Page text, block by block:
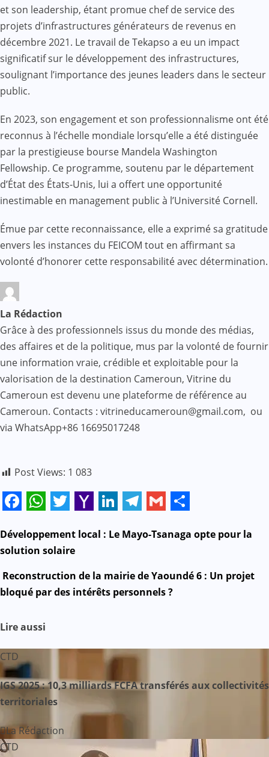
et son leadership, étant promue chef de service des
projets d’infrastructures générateurs de revenus en
décembre 2021. Le travail de Tekapso a eu un impact
significatif sur le développement des infrastructures,
soulignant l’importance des jeunes leaders dans le secteur
public.
En 2023, son engagement et son professionnalisme ont été
reconnus à l’échelle mondiale lorsqu’elle a été distinguée
par la prestigieuse bourse Mandela Washington
Fellowship. Ce programme, soutenu par le département
d’État des États-Unis, lui a offert une opportunité
inestimable en management public à l’Université Cornell.
Émue par cette reconnaissance, elle a exprimé sa gratitude
envers les instances du FEICOM tout en affirmant sa
volonté d’honorer cette responsabilité avec détermination.
La Rédaction
Grâce à des professionnels issus du monde des médias,
des affaires et de la politique, mus par la volonté de fournir
une information vraie, crédible et exploitable pour la
valorisation de la destination Cameroun, Vitrine du
Cameroun est devenu une plateforme de référence au
Cameroun. Contacts : vitrineducameroun@gmail.com, ou
via WhatsApp+86 16695017248
Post Views: 1 083
Mail
N
v
a
t
o
Développement local : Le Mayo-Tsanaga opte pour la
solution solaire
Reconstruction de la mairie de Yaoundé 6 : Un projet
bloqué par des intérêts personnels ?
Lire aussi
CTD
IGS 2025 : 10,3 milliards FCFA transférés aux collectivités
territoriales
La Rédaction
CTD